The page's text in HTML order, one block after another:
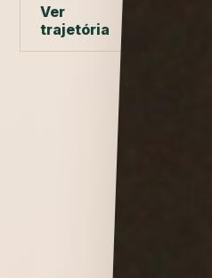
Ver
trajetória